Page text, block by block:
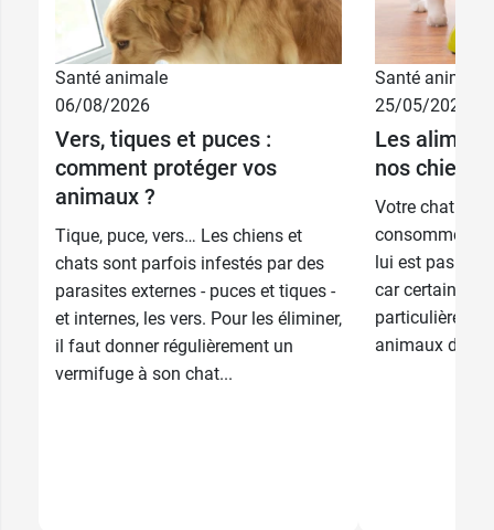
Santé animale
06/08/2026
Vers, tiques et puces :
comment protéger vos
animaux ?
Tique, puce, vers… Les chiens et
chats sont parfois infestés par des
parasites externes - puces et tiques -
et internes, les vers. Pour les éliminer,
il faut donner régulièrement un
vermifuge à son chat...
Santé animale
25/05/2026
Les
nos chiens
Votre chat ou
consommer
lui est pas
car certains
animaux de